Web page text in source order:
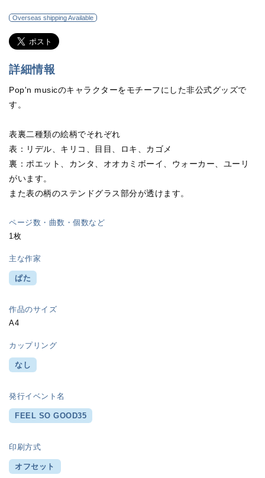
Overseas shipping Available
詳細情報
Pop'n musicのキャラクターをモチーフにした非公式グッズで
す。
表裏二種類の絵柄でそれぞれ
表：リデル、キリコ、目目、ロキ、カゴメ
裏：ポエット、カンタ、オオカミボーイ、ウォーカー、ユーリ
がいます。
また表の柄のステンドグラス部分が透けます。
ページ数・曲数・個数など
1枚
主な作家
ぱた
作品のサイズ
A4
カップリング
なし
発行イベント名
FEEL SO GOOD35
印刷方式
オフセット